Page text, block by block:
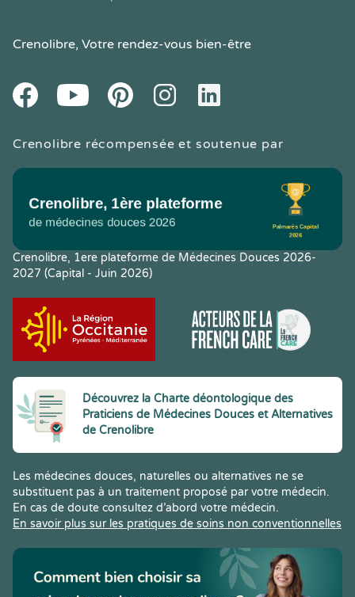
Crenolibre, Votre rendez-vous bien-être
FacebookYoutube PinteresetInstagramLinkedIn
Crenolibre récompensée et soutenue par
Crenolibre, 1ere plateforme de Médecines Douces 2026-
2027 (Capital - Juin 2026)
Découvrez la Charte déontologique des
Praticiens de Médecines Douces et Alternatives
de Crenolibre
Les médecines douces, naturelles ou alternatives ne se
substituent pas à un traitement proposé par votre médecin.
En cas de doute consultez d’abord votre médecin.
En savoir plus sur les pratiques de soins non conventionnelles